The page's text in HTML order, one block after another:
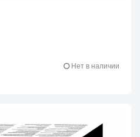
Нет в наличии